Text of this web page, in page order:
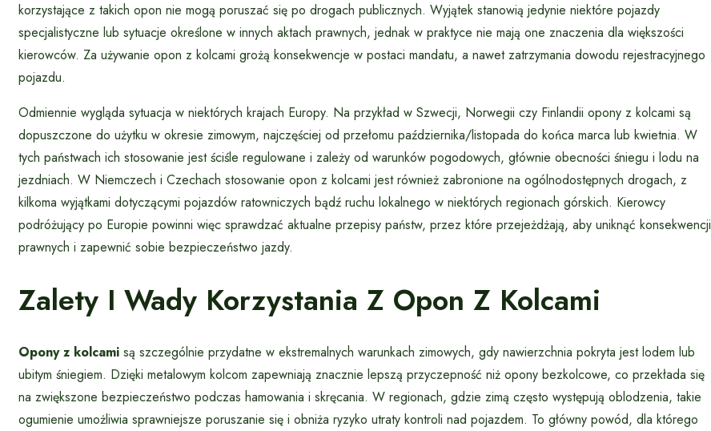
korzystające z takich opon nie mogą poruszać się po drogach publicznych. Wyjątek stanowią jedynie niektóre pojazdy
specjalistyczne lub sytuacje określone w innych aktach prawnych, jednak w praktyce nie mają one znaczenia dla większości
kierowców. Za używanie opon z kolcami grożą konsekwencje w postaci mandatu, a nawet zatrzymania dowodu rejestracyjnego
pojazdu.
Odmiennie wygląda sytuacja w niektórych krajach Europy. Na przykład w Szwecji, Norwegii czy Finlandii opony z kolcami są
dopuszczone do użytku w okresie zimowym, najczęściej od przełomu października/listopada do końca marca lub kwietnia. W
tych państwach ich stosowanie jest ściśle regulowane i zależy od warunków pogodowych, głównie obecności śniegu i lodu na
jezdniach. W Niemczech i Czechach stosowanie opon z kolcami jest również zabronione na ogólnodostępnych drogach, z
kilkoma wyjątkami dotyczącymi pojazdów ratowniczych bądź ruchu lokalnego w niektórych regionach górskich. Kierowcy
podróżujący po Europie powinni więc sprawdzać aktualne przepisy państw, przez które przejeżdżają, aby uniknąć konsekwencji
prawnych i zapewnić sobie bezpieczeństwo jazdy.
Zalety I Wady Korzystania Z Opon Z Kolcami
Opony z kolcami są szczególnie przydatne w ekstremalnych warunkach zimowych, gdy nawierzchnia pokryta jest lodem lub
ubitym śniegiem. Dzięki metalowym kolcom zapewniają znacznie lepszą przyczepność niż opony bezkolcowe, co przekłada się
na zwiększone bezpieczeństwo podczas hamowania i skręcania. W regionach, gdzie zimą często występują oblodzenia, takie
ogumienie umożliwia sprawniejsze poruszanie się i obniża ryzyko utraty kontroli nad pojazdem. To główny powód, dla którego